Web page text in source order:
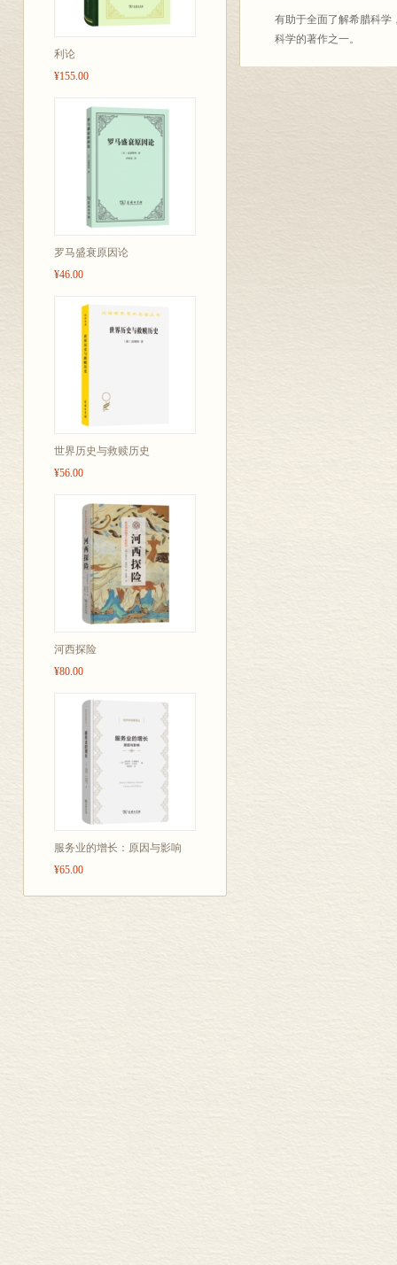
利论
¥155.00
罗马盛衰原因论
¥46.00
世界历史与救赎历史
¥56.00
河西探险
¥80.00
服务业的增长：原因与影响
¥65.00
有助于全面了解希腊科学
科学的著作之一。